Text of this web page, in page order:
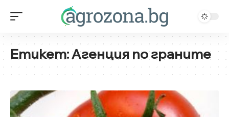
Етикет:Агенция по граните